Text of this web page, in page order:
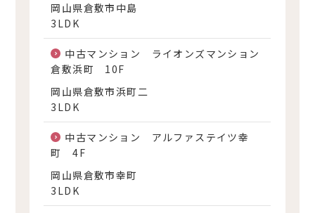
岡山県倉敷市中島
3LDK
中古マンション ライオンズマンション
倉敷浜町 10F
岡山県倉敷市浜町二
3LDK
中古マンション アルファステイツ幸
町 4F
岡山県倉敷市幸町
3LDK